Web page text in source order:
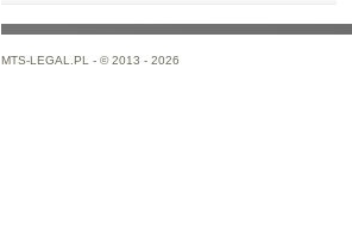
MTS-LEGAL.PL - © 2013 - 2026